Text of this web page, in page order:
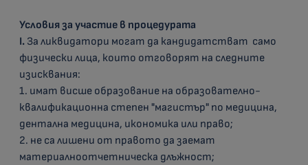
Условия за участие в процедурата
I. За ликвидатори могат да кандидатстват само
физически лица, които отговорят на следните
изисквания:
1. имат висше образование на образователно-
квалификационна степен "магистър" по медицина,
дентална медицина, икономика или право;
2. не са лишени от правото да заемат
материалноотчетническа длъжност;